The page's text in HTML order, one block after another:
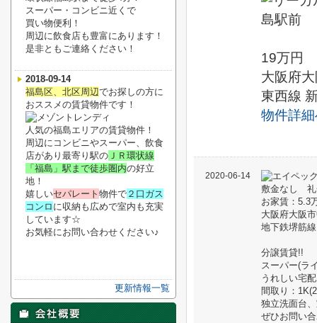
19万円
大阪府
東西線
物件詳
2020-06-14
敷金なし 礼
お家賃：5.3
大阪府大阪
地下鉄堺筋
分譲賃貸!!
スーパー(ラ
うれしい宅
間取り：
独立洗面台
ぜひお問い
スーパー・コンビニ近くで
買い物便利！
周辺に飲食店も豊富にあります！
是非ともご連絡ください！
2018-09-14
福島区、北区周辺でお探しの方に
おススメの賃貸物件です！
人気の福島エリアの賃貸物件！
周辺にコンビニやスーパー、飲食
店があり最寄り駅の ＪＲ環状線
「福島」駅まで徒歩圏内の好立
地！
嬉しいセパレート 物件で ２口ガス
コンロ に収納も広めで室内も充実
しています☆
お気軽にお問い合わせください♪
更新情報一覧